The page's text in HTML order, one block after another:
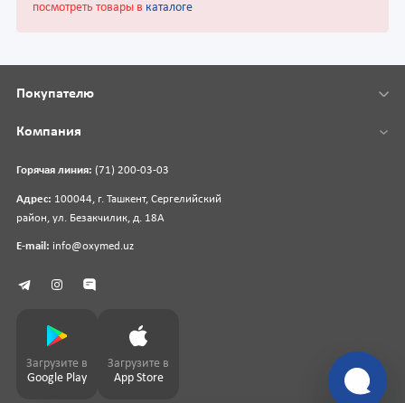
посмотреть товары в каталоге
Горячая линия: (71) 200-03-03
Адрес: 100044, г. Ташкент, Сергелийский
район, ул. Безакчилик, д. 18А
E-mail: info@oxymed.uz
Покупателю
Компания
Загрузите в
Google Play
Загрузите в
App Store